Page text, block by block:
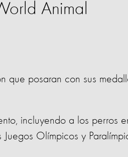
Animal
que posaran con sus
incluyendo a los perros
Olímpicos y